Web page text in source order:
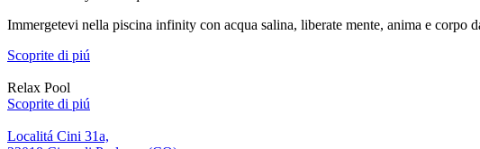
Immergetevi nella piscina infinity con acqua salina, liberate mente, anima e corpo
Scoprite di piú
Relax Pool
Scoprite di piú
Localitá Cini 31a,